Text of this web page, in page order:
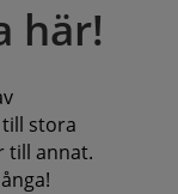
här!
stora
till annat.